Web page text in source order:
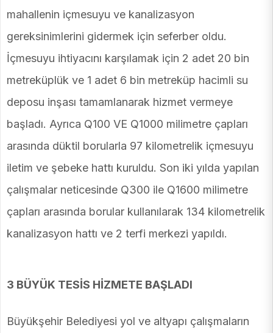
mahallenin içmesuyu ve kanalizasyon
gereksinimlerini gidermek için seferber oldu.
İçmesuyu ihtiyacını karşılamak için 2 adet 20 bin
metreküplük ve 1 adet 6 bin metreküp hacimli su
deposu inşası tamamlanarak hizmet vermeye
başladı. Ayrıca Q100 VE Q1000 milimetre çapları
arasında düktil borularla 97 kilometrelik içmesuyu
iletim ve şebeke hattı kuruldu. Son iki yılda yapılan
çalışmalar neticesinde Q300 ile Q1600 milimetre
çapları arasında borular kullanılarak 134 kilometrelik
kanalizasyon hattı ve 2 terfi merkezi yapıldı.
3 BÜYÜK TESİS HİZMETE BAŞLADI
Büyükşehir Belediyesi yol ve altyapı çalışmaların